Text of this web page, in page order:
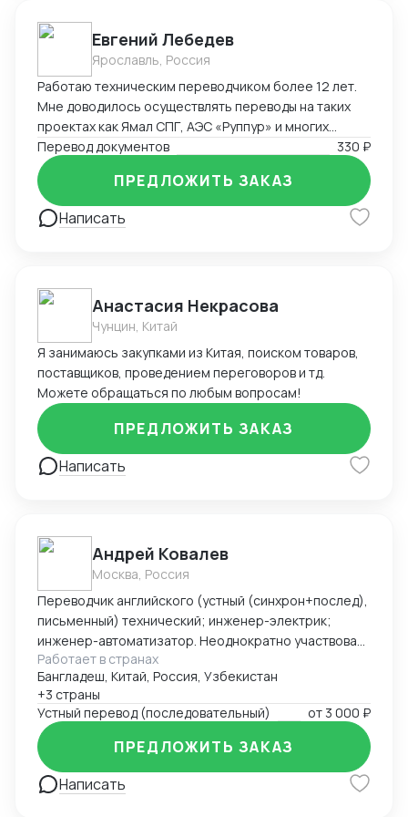
Евгений Лебедев
Ярославль, Россия
Работаю техническим переводчиком более 12 лет.
Мне доводилось осуществлять переводы на таких
проектах как Ямал СПГ, АЭС «Руппур» и многих
других промышленных и оборонных проектах на
территории России и за её пределами
Перевод документов 330 ₽
Написать
ПРЕДЛОЖИТЬ ЗАКАЗ
Анастасия Некрасова
Чунцин, Китай
Я занимаюсь закупками из Китая, поиском товаров,
поставщиков, проведением переговоров и тд.
Можете обращаться по любым вопросам!
Написать
ПРЕДЛОЖИТЬ ЗАКАЗ
Андрей Ковалев
Москва, Россия
Переводчик английского (устный (синхрон+послед),
письменный) технический; инженер-электрик;
инженер-автоматизатор. Неоднократно участвовал
в командировках и работах за рубежом. Основной
послужной список: - фестиваль компании Blizzard
Entertainment -- BlizzCon 2017 (США); - выставка
технологических достижений в Ганновере (Hannover
Messe 2019), переговоры с министром энергетики
Нижней Саксонии (ФРГ); - переговоры с послом
Дании в России (РАВИ Форум-2020); - работа и
Работает в странах
Бангладеш, Китай, Россия, Узбекистан
+3 страны
Устный перевод (последовательный)
от 3 000 ₽
Написать
ПРЕДЛОЖИТЬ ЗАКАЗ